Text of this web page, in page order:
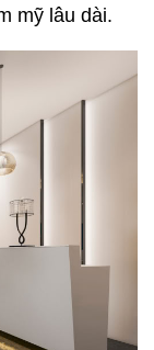
mỹ lâu dài.